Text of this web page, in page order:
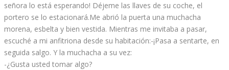
señora lo está esperando! Déjeme las llaves de su coche, el
portero se lo estacionará.Me abrió la puerta una muchacha
morena, esbelta y bien vestida. Mientras me invitaba a pasar,
escuché a mi anfitriona desde su habitación:-¡Pasa a sentarte, en
seguida salgo. Y la muchacha a su vez:
-¿Gusta usted tomar algo?